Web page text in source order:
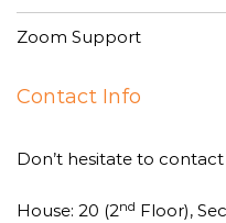
Zoom Support
Contact Info
Don’t hesitate to
House: 20 (2nd Floor),